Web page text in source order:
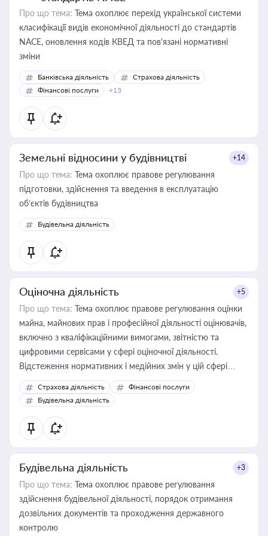
Про що тема: Тема охоплює перехід української системи
класифікації видів економічної діяльності до стандартів
NACE, оновлення кодів КВЕД та пов'язані нормативні
зміни
Банківська діяльність
Страхова діяльність
Фінансові послуги
+13
Земельні відносини у будівництві +14
Про що тема: Тема охоплює правове регулювання
підготовки, здійснення та введення в експлуатацію
об’єктів будівництва
Будівельна діяльність
Оціночна діяльність +5
Про що тема: Тема охоплює правове регулювання оцінки
майна, майнових прав і професійної діяльності оцінювачів,
включно з кваліфікаційними вимогами, звітністю та
цифровими сервісами у сфері оціночної діяльності.
Відстеження нормативних і медійних змін у цій сфері
корисне для власника бізнесу, керівника, юриста або
бухгалтера під час оподаткування, приватизації, оренди
державного майна, корпоративних угод і перевірки
статусу суб'єктів оціночної діяльності
Страхова діяльність
Фінансові послуги
Будівельна діяльність
Будівельна діяльність +3
Про що тема: Тема охоплює правове регулювання
здійснення будівельної діяльності, порядок отримання
дозвільних документів та проходження державного
контролю